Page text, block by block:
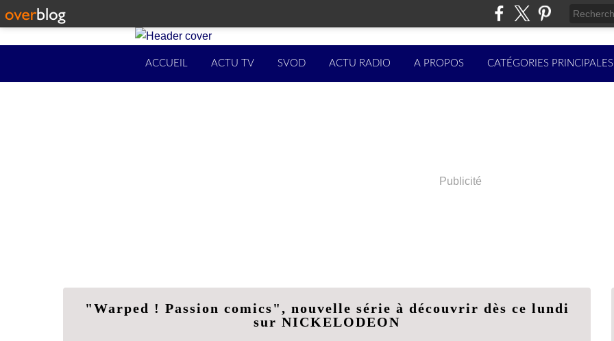
ACCUEIL ACTU TV SVOD ACTU RADIO A PROPOS CATÉGORIES PRINCIPALES
Publicité
"Warped ! Passion comics", nouvelle série à découvrir dès ce lundi
sur NICKELODEON